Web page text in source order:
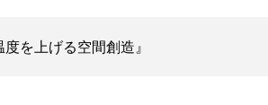
を上げる空間創造』